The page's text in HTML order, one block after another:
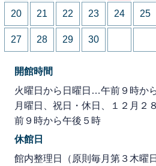
20 21 22 23 24 25
27 28 29 30
開館時間
火曜日から日曜日…午前９時か
月曜日、祝日・休日、１２月２
前９時から午後５時
休館日
館内整理日（原則毎月第３木曜